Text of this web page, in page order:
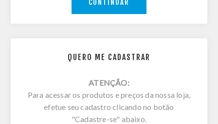
QUERO ME CADASTRAR
ATENÇÃO:
Para acessar os produtos e preços da nossa loja,
efetue seu cadastro clicando no botão
"Cadastre-se" abaixo.
CONTINUAR